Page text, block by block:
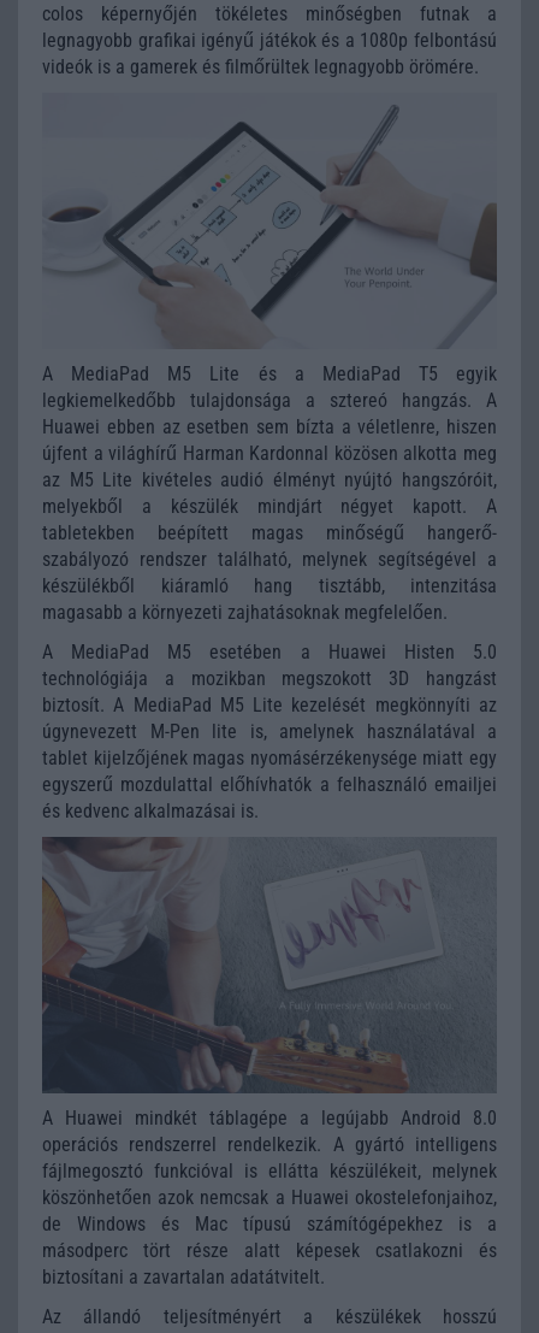
colos képernyőjén tökéletes minőségben futnak a
legnagyobb grafikai igényű játékok és a 1080p felbontású
videók is a gamerek és filmőrültek legnagyobb örömére.
A MediaPad M5 Lite és a MediaPad T5 egyik
legkiemelkedőbb tulajdonsága a sztereó hangzás. A
Huawei ebben az esetben sem bízta a véletlenre, hiszen
újfent a világhírű Harman Kardonnal közösen alkotta meg
az M5 Lite kivételes audió élményt nyújtó hangszóróit,
melyekből a készülék mindjárt négyet kapott. A
tabletekben beépített magas minőségű hangerő-
szabályozó rendszer található, melynek segítségével a
készülékből kiáramló hang tisztább, intenzitása
magasabb a környezeti zajhatásoknak megfelelően.
A MediaPad M5 esetében a Huawei Histen 5.0
technológiája a mozikban megszokott 3D hangzást
biztosít. A MediaPad M5 Lite kezelését megkönnyíti az
úgynevezett M-Pen lite is, amelynek használatával a
tablet kijelzőjének magas nyomásérzékenysége miatt egy
egyszerű mozdulattal előhívhatók a felhasználó emailjei
és kedvenc alkalmazásai is.
A Huawei mindkét táblagépe a legújabb Android 8.0
operációs rendszerrel rendelkezik. A gyártó intelligens
fájlmegosztó funkcióval is ellátta készülékeit, melynek
köszönhetően azok nemcsak a Huawei okostelefonjaihoz,
de Windows és Mac típusú számítógépekhez is a
másodperc tört része alatt képesek csatlakozni és
biztosítani a zavartalan adatátvitelt.
Az állandó teljesítményért a készülékek hosszú